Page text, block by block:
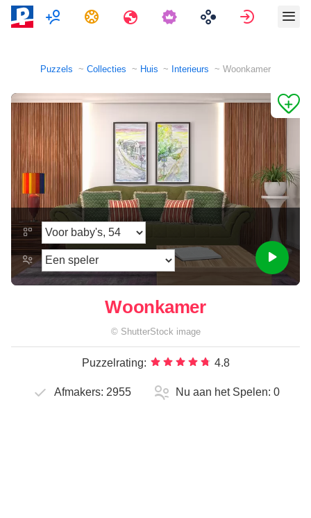
MultispelerTaken Reizen
Puzzels Collecties Huis Interieurs Woonkamer
Woonkamer
© ShutterStock image
Puzzelrating: 4.8
Afmakers: 2955 Nu aan het Spelen: 0